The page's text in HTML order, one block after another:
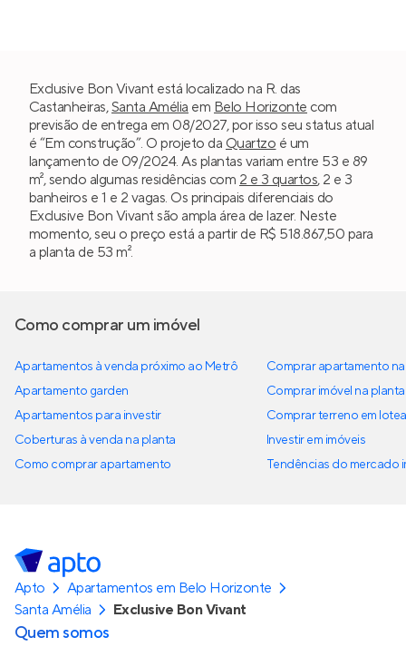
Exclusive Bon Vivant está localizado na R. das
Castanheiras,Santa Amélia em Belo Horizonte com
previsão de entrega em 08/2027, por isso seu status atual
é “Em construção”. O projeto da Quartzo é um
lançamento de 09/2024. As plantas variam entre 53 e 89
m², sendo algumas residências com 2 e 3 quartos, 2 e 3
banheiros e 1 e 2 vagas. Os principais diferenciais do
Exclusive Bon Vivant são ampla área de lazer. Neste
momento, seu o preço está a partir de R$ 518.867,50 para
a planta de 53 m².
Como comprar um imóvel
Apartamentos à venda próximo ao Metrô
Apartamento garden
Apartamentos para investir
Coberturas à venda na planta
Como comprar apartamento
Comprar apartamento
Comprar imóvel na planta
Comprar terreno em
Investir em imóveis
Tendências do mercado
Apto
Apartamentos em Belo Horizonte
Santa Amélia
Exclusive Bon Vivant
Quem somos